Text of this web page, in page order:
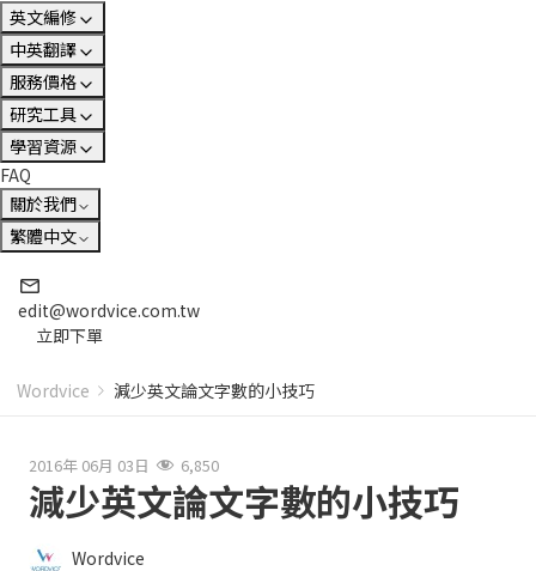
英文編修
中英翻譯
服務價格
研究工具
學習資源
FAQ
關於我們
繁體中文
edit@wordvice.com.tw
立即下單
Wordvice 減少英文論文字數的小技巧
2016年 06月 03日 6,850
減少英文論文字數的小技巧
Wordvice